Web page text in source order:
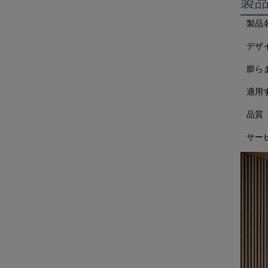
製品
デザ
膨ら
適用
品質
サー